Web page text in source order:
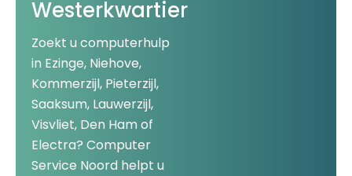
Westerkwartier
Zoekt u computerhulp
in Ezinge, Niehove,
Kommerzijl, Pieterzijl,
Saaksum, Lauwerzijl,
Visvliet, Den Ham of
Electra? Computer
Service Noord helpt u